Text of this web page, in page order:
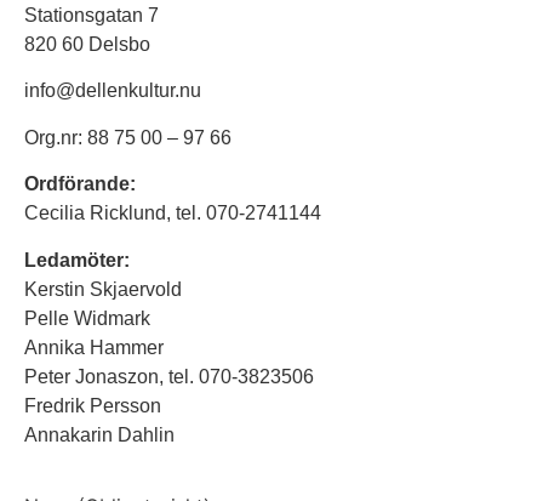
Stationsgatan 7
820 60 Delsbo
info@dellenkultur.nu
Org.nr: 88 75 00 – 97 66
Ordförande:
Cecilia Ricklund, tel. 070-2741144
Ledamöter:
Kerstin Skjaervold
Pelle Widmark
Annika Hammer
Peter Jonaszon, tel. 070-3823506
Fredrik Persson
Annakarin Dahlin